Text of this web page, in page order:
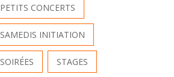
PETITS CONCERTS
SAMEDIS INITIATION
SOIRÉES STAGES